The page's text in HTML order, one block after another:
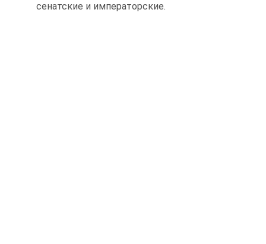
сенатские и императорские.